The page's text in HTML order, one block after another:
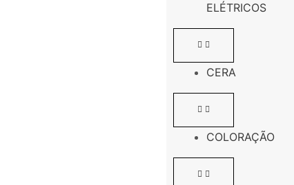
ELÉTRICOS
CERA
COLORAÇÃO